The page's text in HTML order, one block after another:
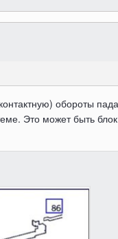
обороты
Это может быть